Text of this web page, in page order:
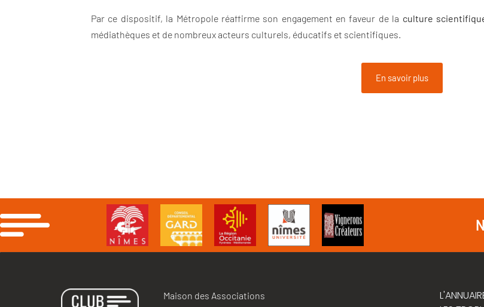
Par ce dispositif, la Métropole réaffirme son engagement en faveur de la culture
médiathèques et de nombreux acteurs culturels, éducatifs et scientifiques.
En savoir plus
Maison des Associations